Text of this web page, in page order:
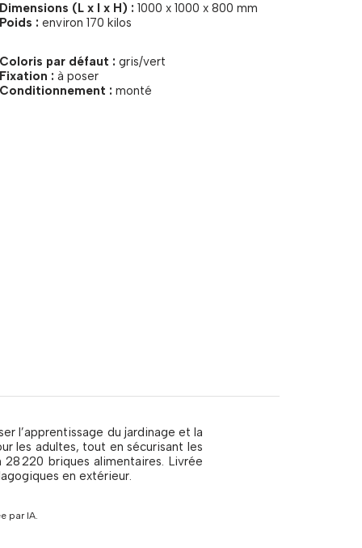
(L x l x H) : 1000 x 1000 x 800 mm
: environ 170 kilos
par défaut : gris/vert
: à poser
: monté
l’apprentissage du jardinage et la
les adultes, tout en sécurisant les
220 briques alimentaires. Livrée
en extérieur.
par IA.